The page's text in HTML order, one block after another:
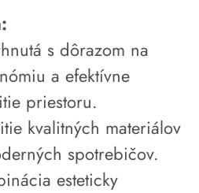
s dôrazom na
a efektívne
priestoru.
kvalitných materiálov
spotrebičov.
esteticky